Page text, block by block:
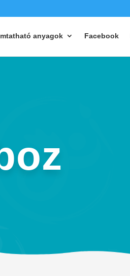
anyagok Facebook